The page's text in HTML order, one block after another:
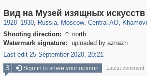
Вид на Музей изящных искусств
1928–1930, Russia
1,406,852 29,243
, Moscow
319,861 8,286
, Central AO
160,009 5,916
,
19,395
Shooting direction:  north
Watermark signature:
uploaded by aznazn
Last edit 25 September 2020, 20:21
3 Sign in to share your opinion Latest comment: